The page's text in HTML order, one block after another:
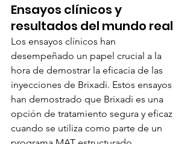
Ensayos clínicos y
resultados del mundo real
Los ensayos clínicos han
desempeñado un papel crucial a la
hora de demostrar la eficacia de las
inyecciones de Brixadi. Estos ensayos
han demostrado que Brixadi es una
opción de tratamiento segura y eficaz
cuando se utiliza como parte de un